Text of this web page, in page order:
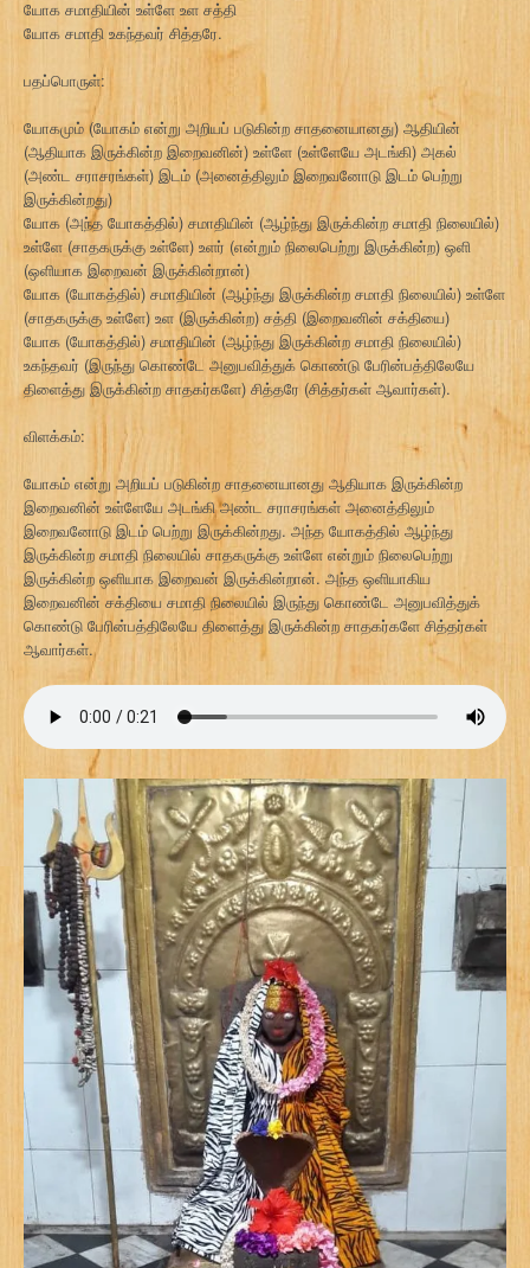
யோக சமாதியின் உள்ளே உள சத்தி
யோக சமாதி உகந்தவர் சித்தரே.
பதப்பொருள்:
யோகமும் (யோகம் என்று அறியப் படுகின்ற சாதனையானது) ஆதியின்
(ஆதியாக இருக்கின்ற இறைவனின்) உள்ளே (உள்ளேயே அடங்கி) அகல்
(அண்ட சராசரங்கள்) இடம் (அனைத்திலும் இறைவனோடு இடம் பெற்று
இருக்கின்றது)
யோக (அந்த யோகத்தில்) சமாதியின் (ஆழ்ந்து இருக்கின்ற சமாதி நிலையில்)
உள்ளே (சாதகருக்கு உள்ளே) உளர் (என்றும் நிலைபெற்று இருக்கின்ற) ஒளி
(ஒளியாக இறைவன் இருக்கின்றான்)
யோக (யோகத்தில்) சமாதியின் (ஆழ்ந்து இருக்கின்ற சமாதி நிலையில்) உள்ளே
(சாதகருக்கு உள்ளே) உள (இருக்கின்ற) சத்தி (இறைவனின் சக்தியை)
யோக (யோகத்தில்) சமாதியின் (ஆழ்ந்து இருக்கின்ற சமாதி நிலையில்)
உகந்தவர் (இருந்து கொண்டே அனுபவித்துக் கொண்டு பேரின்பத்திலேயே
திளைத்து இருக்கின்ற சாதகர்களே) சித்தரே (சித்தர்கள் ஆவார்கள்).
விளக்கம்:
யோகம் என்று அறியப் படுகின்ற சாதனையானது ஆதியாக இருக்கின்ற
இறைவனின் உள்ளேயே அடங்கி அண்ட சராசரங்கள் அனைத்திலும்
இறைவனோடு இடம் பெற்று இருக்கின்றது. அந்த யோகத்தில் ஆழ்ந்து
இருக்கின்ற சமாதி நிலையில் சாதகருக்கு உள்ளே என்றும் நிலைபெற்று
இருக்கின்ற ஒளியாக இறைவன் இருக்கின்றான். அந்த ஒளியாகிய
இறைவனின் சக்தியை சமாதி நிலையில் இருந்து கொண்டே அனுபவித்துக்
கொண்டு பேரின்பத்திலேயே திளைத்து இருக்கின்ற சாதகர்களே சித்தர்கள்
ஆவார்கள்.